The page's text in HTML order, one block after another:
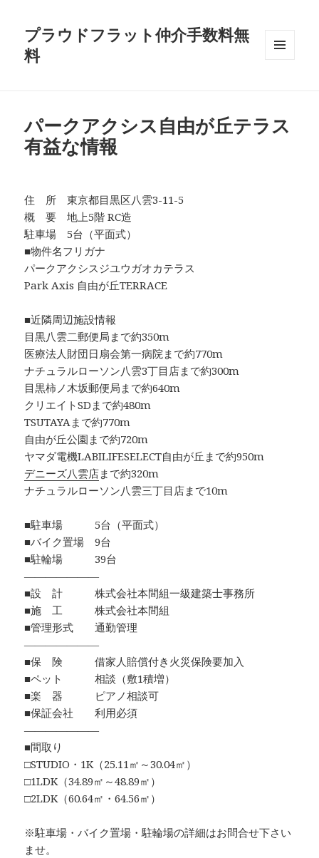
プラウドフラット仲介手数料無
料
パークアクシス自由が丘テラス
有益な情報
住 所 東京都目黒区八雲3-11-5
概 要 地上5階 RC造
駐車場 5台（平面式）
■物件名フリガナ
パークアクシスジユウガオカテラス
Park Axis 自由が丘TERRACE
■近隣周辺施設情報
目黒八雲二郵便局まで約350m
医療法人財団日扇会第一病院まで約770m
ナチュラルローソン八雲3丁目店まで約300m
目黒柿ノ木坂郵便局まで約640m
クリエイトSDまで約480m
TSUTAYAまで約770m
自由が丘公園まで約720m
ヤマダ電機LABILIFESELECT自由が丘まで約950m
デニーズ八雲店まで約320m
ナチュラルローソン八雲三丁目店まで10m
■駐車場 5台（平面式）
■バイク置場 9台
■駐輪場 39台
―――――――
■設 計 株式会社本間組一級建築士事務所
■施 工 株式会社本間組
■管理形式 通勤管理
―――――――
■保 険 借家人賠償付き火災保険要加入
■ペット 相談（敷1積増）
■楽 器 ピアノ相談可
■保証会社 利用必須
―――――――
■間取り
□STUDIO・1K（25.11㎡～30.04㎡）
□1LDK（34.89㎡～48.89㎡）
□2LDK（60.64㎡・64.56㎡）
※駐車場・バイク置場・駐輪場の詳細はお問合せ下さい
ませ。